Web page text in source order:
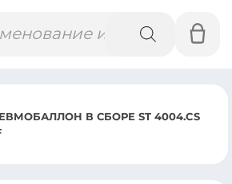
В СБОРЕ ST 4004.CS